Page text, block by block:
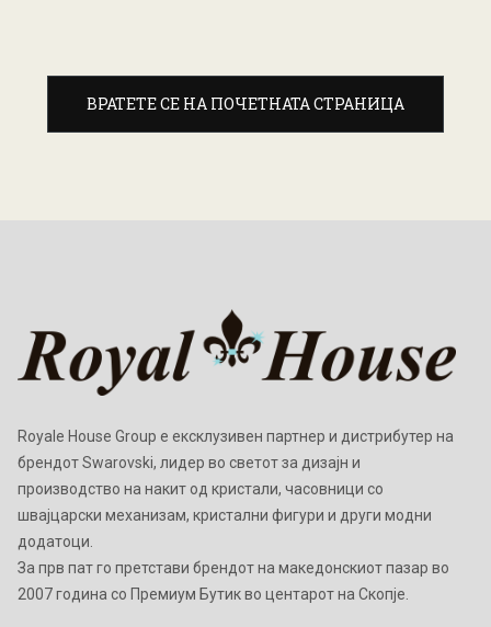
ВРАТЕТЕ СЕ НА ПОЧЕТНАТА СТРАНИЦА
Royale House Group е ексклузивен партнер и дистрибутер на
брендот Swarovski, лидер во светот за дизајн и
производство на накит од кристали, часовници со
швајцарски механизам, кристални фигури и други модни
додатоци.
Зa прв пат го претстави брендот на македонскиот пазар во
2007 година со Премиум Бутик во центарот на Скопје.